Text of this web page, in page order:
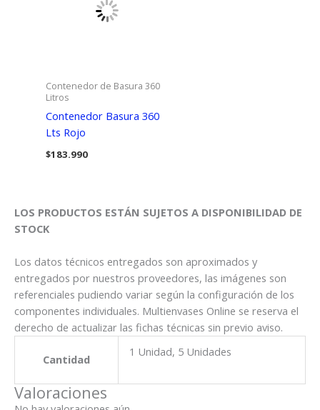
Contenedor de Basura 360
Litros
Contenedor Basura 360
Lts Rojo
$183.990
LOS PRODUCTOS ESTÁN SUJETOS A DISPONIBILIDAD DE
STOCK
Los datos técnicos entregados son aproximados y
entregados por nuestros proveedores, las imágenes son
referenciales pudiendo variar según la configuración de los
componentes individuales. Multienvases Online se reserva el
derecho de actualizar las fichas técnicas sin previo aviso.
Cantidad
1 Unidad, 5 Unidades
Valoraciones